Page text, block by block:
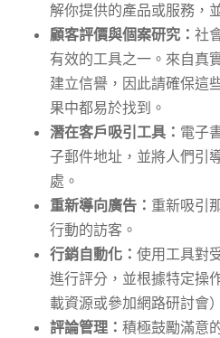
解你提供的產品或服務，
顧客評價與個案研究： 社
有效的工具之一。來自真
建立信譽，因此請確保這
果中都易於找到。
潛在客戶吸引工具： 電子
子郵件地址，並將人們引
處。
重新導向廣告： 重新吸引
行動的訪客。
行銷自動化： 使用工具對
進行評分，並根據特定操
載資源或參加網路研討會
評論管理： 積極鼓勵滿意